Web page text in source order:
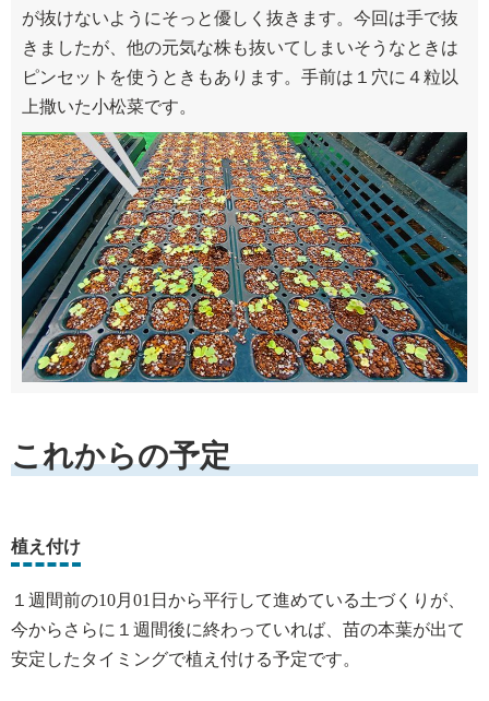
が抜けないようにそっと優しく抜きます。今回は手で抜
きましたが、他の元気な株も抜いてしまいそうなときは
ピンセットを使うときもあります。手前は１穴に４粒以
上撒いた小松菜です。
これからの予定
植え付け
１週間前の10月01日から平行して進めている土づくりが、
今からさらに１週間後に終わっていれば、苗の本葉が出て
安定したタイミングで植え付ける予定です。